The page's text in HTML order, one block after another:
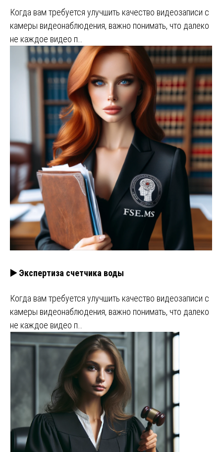
Когда вам требуется улучшить качество видеозаписи с
камеры видеонаблюдения, важно понимать, что далеко
не каждое видео п…
▶️ Экспертиза счетчика воды
Когда вам требуется улучшить качество видеозаписи с
камеры видеонаблюдения, важно понимать, что далеко
не каждое видео п…